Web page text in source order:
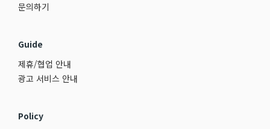
문의하기
Guide
제휴/협업 안내
광고 서비스 안내
Policy